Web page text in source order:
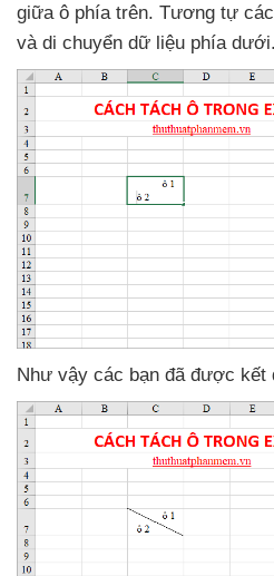
giữa ô phía trên. Tương tự
và di chuyển dữ liệu phía dưới.
Như vậy các bạn đã được kết